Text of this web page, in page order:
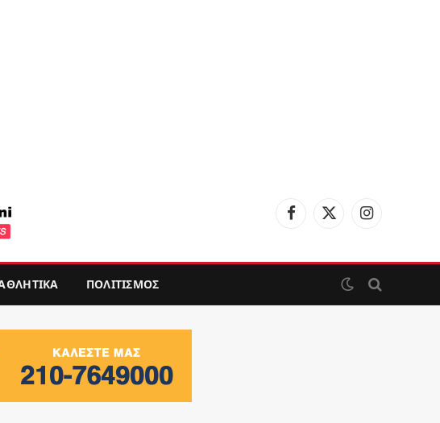
Facebook
X
Instagram
ΠΟΛΙΤΙΣΜΟΣ